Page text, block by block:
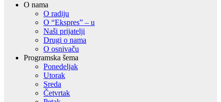
O nama
O radiju
O “Ekspres” – u
Naši prijatelji
Drugi o nama
O osnivaču
Programska šema
Ponedeljak
Utorak
Sreda
Četvrtak